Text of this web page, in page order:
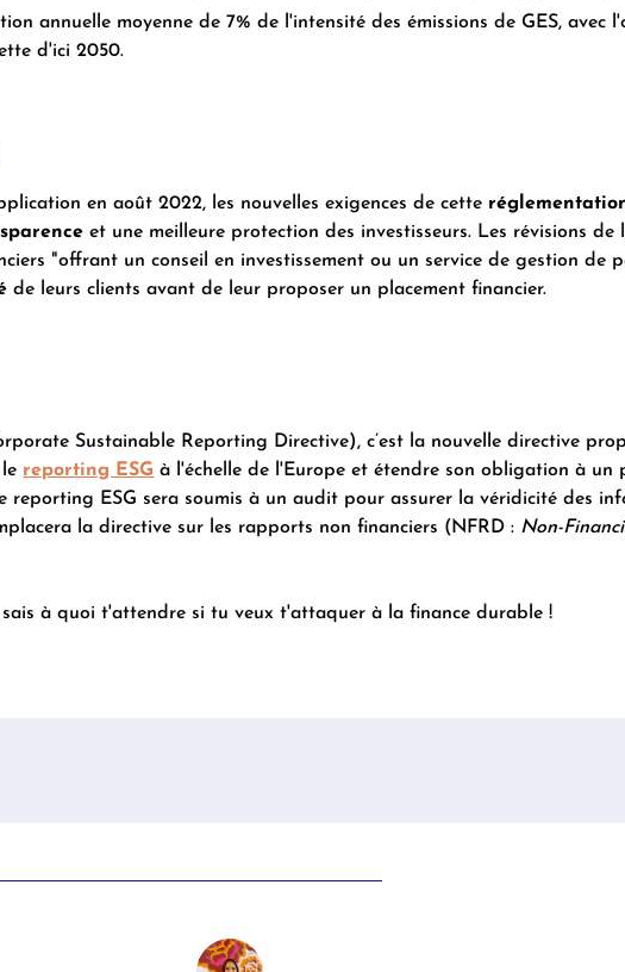
annuelle moyenne de 7% de l'intensité des émissions de GES,
d'ici 2050.
en août 2022, les nouvelles exigences de cette
et une meilleure protection des investisseurs. Les révisions
"offrant un conseil en investissement ou un service de gestion de
de leurs clients avant de leur proposer un placement financier.
Sustainable Reporting Directive), c’est la nouvelle directive
reporting ESG à l'échelle de l'Europe et étendre son obligation à un
reporting ESG sera soumis à un audit pour assurer la véridicité des
la directive sur les rapports non financiers (NFRD : Non-
à quoi t'attendre si tu veux t'attaquer à la finance durable !